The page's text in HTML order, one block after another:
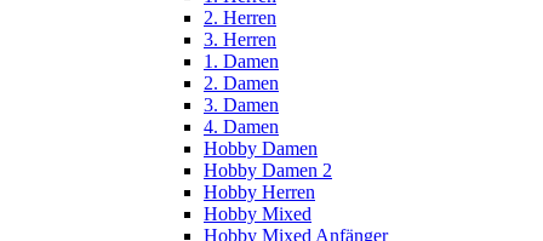
2. Herren
3. Herren
1. Damen
2. Damen
3. Damen
4. Damen
Hobby Damen
Hobby Damen 2
Hobby Herren
Hobby Mixed
Hobby Mixed Anfänger